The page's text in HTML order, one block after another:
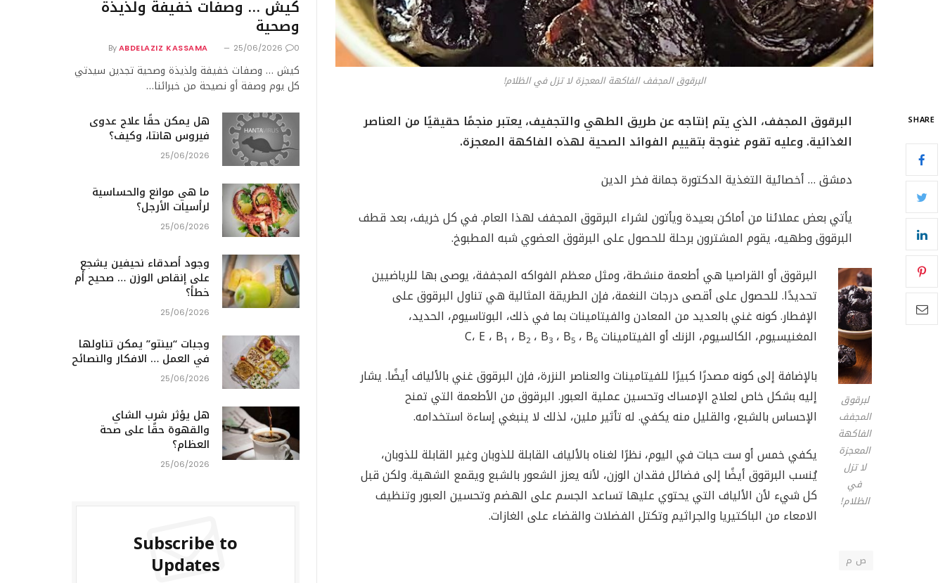
البرقوق المجفف الفاكهة المعجزة لا تزل في الظلام!
SHARE
البرقوق المجفف، الذي يتم إنتاجه عن طريق الطهي والتجفيف، يعتبر منجمًا حقيقيًا من العناصر
الغذائية. وعليه تقوم غنوجة بتقييم الفوائد الصحية لهذه الفاكهة المعجزة.
دمشق … أخصائية التغذية الدكتورة جمانة فخر الدين
يأتي بعض عملائنا من أماكن بعيدة ويأتون لشراء البرقوق المجفف لهذا العام. في كل خريف، بعد قطف
البرقوق وطهيه، يقوم المشترون برحلة للحصول على البرقوق العضوي شبه المطبوخ.
لبرقوق
المجفف
الفاكهة
المعجزة
لا تزل
في
الظلام!
البرقوق أو القراصيا هي أطعمة منشطة، ومثل معظم الفواكه المجففة، يوصى بها للرياضيين
تحديدًا. للحصول على أقصى درجات النغمة، فإن الطريقة المثالية هي تناول البرقوق على
الإفطار. كونه غني بالعديد من المعادن والفيتامينات بما في ذلك، البوتاسيوم، الحديد،
المغنيسيوم، الكالسيوم، الزنك أو الفيتامينات C، E ، B
1 ، B2، B3، B5، B6
بالإضافة إلى كونه مصدرًا كبيرًا للفيتامينات والعناصر النزرة، فإن البرقوق غني بالألياف أيضًا. يشار
إليه بشكل خاص لعلاج الإمساك وتحسين عملية العبور. البرقوق من الأطعمة التي تمنح
الإحساس بالشبع، والقليل منه يكفي. له تأثير ملين، لذلك لا ينبغي إساءة استخدامه.
يكفي خمس أو ست حبات في اليوم، نظرًا لغناه بالألياف القابلة للذوبان وغير القابلة للذوبان،
يُنسب البرقوق أيضًا إلى فضائل فقدان الوزن، لأنه يعزز الشعور بالشبع ويقمع الشهية. ولكن قبل
كل شيء لأن الألياف التي يحتوي عليها تساعد الجسم على الهضم وتحسين العبور وتنظيف
الامعاء من الباكتيريا والجراثيم وتكتل الفضلات والقضاء على الغازات.
ص م
كيش … وصفات خفيفة ولذيذة
وصحية
By ABDELAZIZ KASSAMA 25/06/2026 0
كيش … وصفات خفيفة ولذيذة وصحية تجدين سيدتي
كل يوم وصفة أو نصيحة من خبرائنا…
هل يمكن حقًا علاج عدوى
فيروس هانتا، وكيف؟
25/06/2026
ما هي موانع والحساسية
لرأسيات الأرجل؟
25/06/2026
وجود أصدقاء نحيفين يشجع
على إنقاص الوزن … صحيح أم
خطأ؟
25/06/2026
وجبات “بينتو” يمكن تناولها
في العمل … الافكار والنصائح
25/06/2026
هل يؤثر شرب الشاي
والقهوة حقًا على صحة
العظام؟
25/06/2026
Subscribe to
Updates